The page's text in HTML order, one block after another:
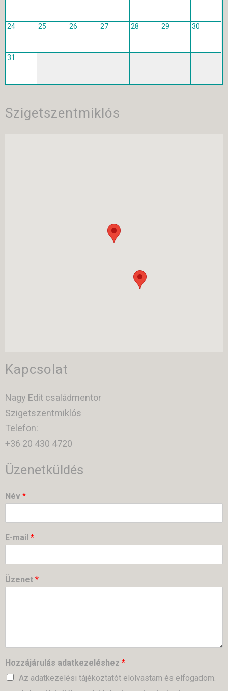
24 25 26 27 28 29 30
31
Szigetszentmiklós
Kapcsolat
Nagy Edit családmentor
Szigetszentmiklós
Telefon:
+36 20 430 4720
Üzenetküldés
Név *
E-mail *
Üzenet *
Hozzájárulás adatkezeléshez *
Az adatkezelési tájékoztatót elolvastam és elfogadom.